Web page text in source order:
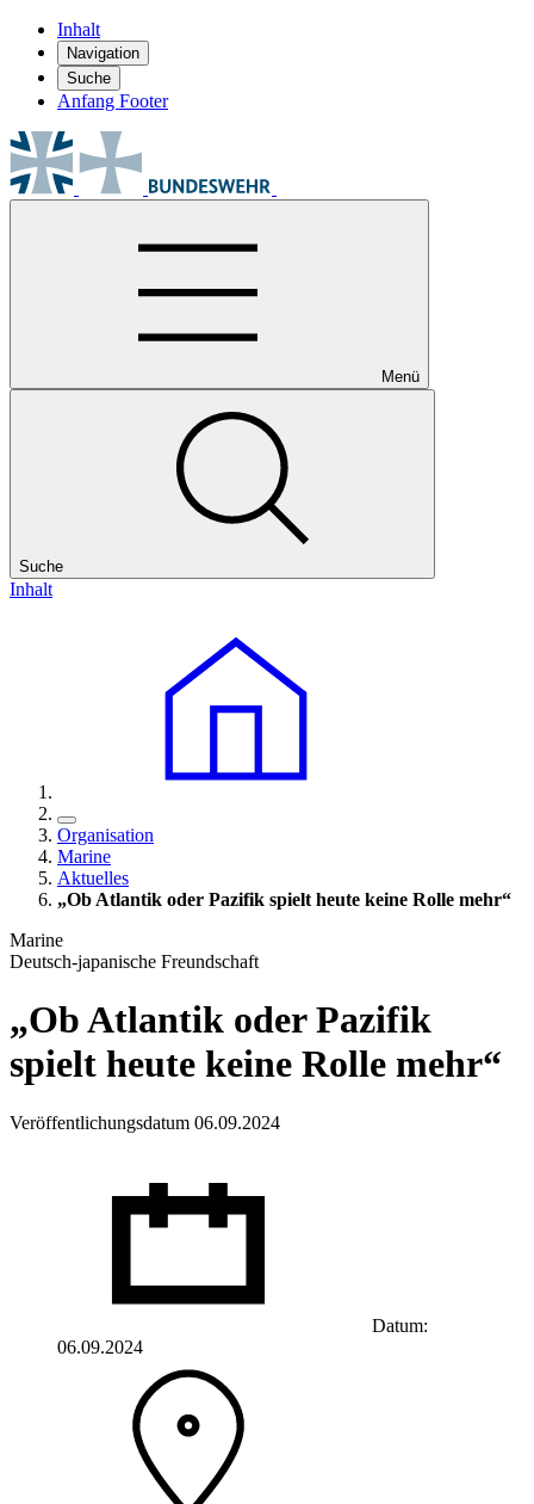
Inhalt
Navigation
Suche
Anfang Footer
Menü
Suche
Inhalt
Organisation
Marine
Aktuelles
„Ob Atlantik oder Pazifik spielt heute keine Rolle mehr“
Marine
Deutsch-japanische Freundschaft
„Ob Atlantik oder Pazifik
spielt heute keine Rolle mehr“
Veröffentlichungsdatum 06.09.2024
Datum:
06.09.2024